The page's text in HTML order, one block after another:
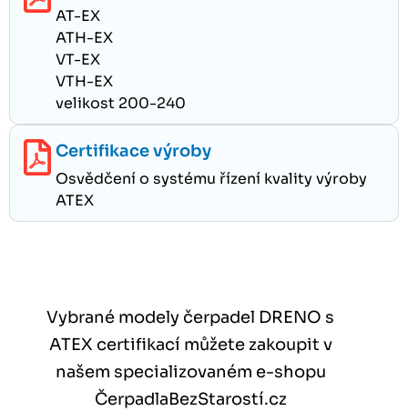
AT-EX
ATH-EX
VT-EX
VTH-EX
velikost 200-240
Certifikace výroby
Osvědčení o systému řízení kvality výroby
ATEX
Vybrané modely čerpadel DRENO s
ATEX certifikací můžete zakoupit v
našem specializovaném e-shopu
ČerpadlaBezStarostí.cz